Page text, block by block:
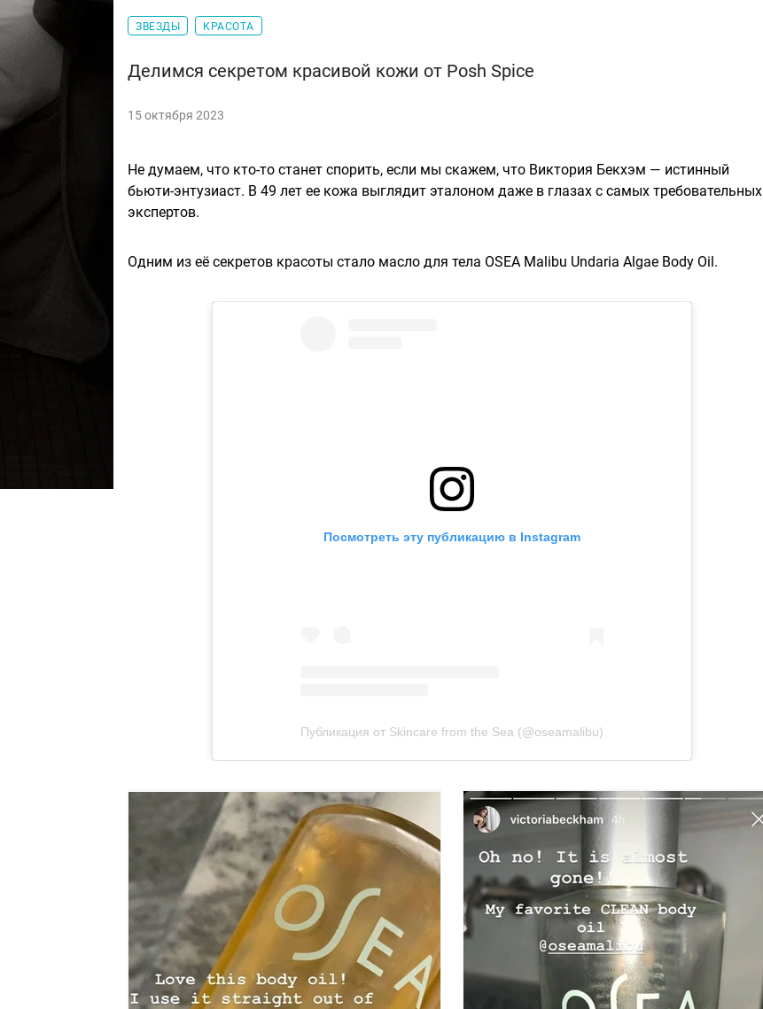
ЗВЕЗДЫ КРАСОТА
Делимся секретом красивой кожи от Posh Spice
15 октября 2023
Не думаем, что кто-то станет спорить, если мы скажем, что Виктория Бекхэм — истинный
бьюти-энтузиаст. В 49 лет ее кожа выглядит эталоном даже в глазах с самых требовательных
экспертов.
Одним из её секретов красоты стало масло для тела OSEA Malibu Undaria Algae Body Oil.
Посмотреть эту публикацию в Instagram
Публикация от Skincare from the Sea (@oseamalibu)